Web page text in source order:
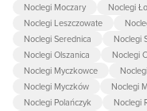
Noclegi Moczary
Noclegi
Noclegi Leszczowate
Noclegi Serednica
Noclegi
Noclegi Olszanica
Noclegi
Noclegi Myczkowce
Noclegi Myczków
Noclegi
Noclegi Polańczyk
Noclegi